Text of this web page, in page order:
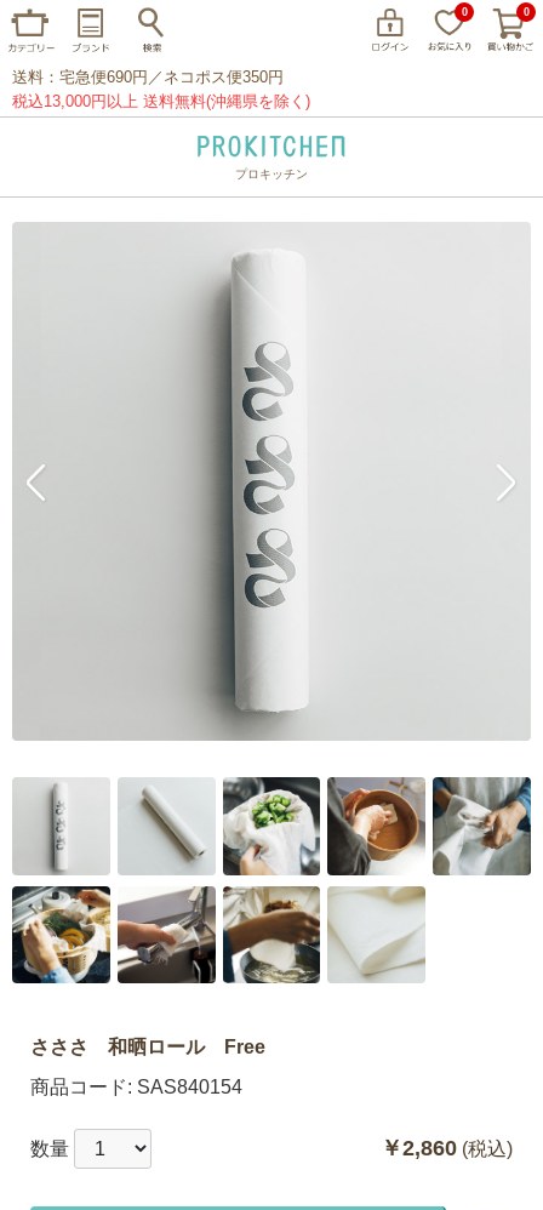
0 0
グラス
つきじ常陸屋
送料：宅急便690円／ネコポス便350円
税込13,000円以上 送料無料(沖縄県を除く)
プロキッチン
さささ 和晒ロール Free
商品コード: SAS840154
￥2,860 (税込)
数量